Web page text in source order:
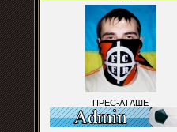
ПРЕС-АТАШЕ